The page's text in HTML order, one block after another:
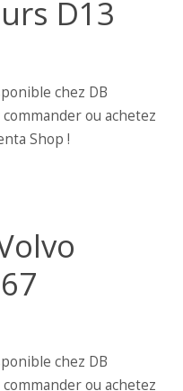
D13
chez DB
ou achetez
Shop !
chez DB
ou achetez